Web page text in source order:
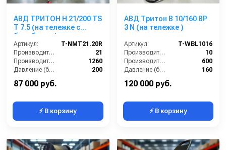
АВД ТРИТОН Н 21/200 TS
Т 7.5 (на тележке с
барабаном)
Артикул:
T-NMT21.20R
Производительность (л/мин):
21
Производительность (л/ч):
1260
Давление (бар):
200
Напряжение (В):
87 000 руб.
⚡ В корзину
АВД Тритон В 10/160 ВР
3 N (на тележке )
Артикул:
T-WBL1016
Производительность (л/мин):
10
Производительность (л/ч):
600
Давление (бар):
160
120 000 руб.
⚡ В корзину